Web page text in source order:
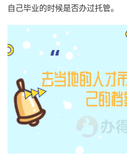
自己毕业的时候是否办过托管。